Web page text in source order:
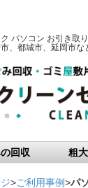
パソコン お引き
、都城市、延岡市な
回収 粗
>ご利用事例>パ